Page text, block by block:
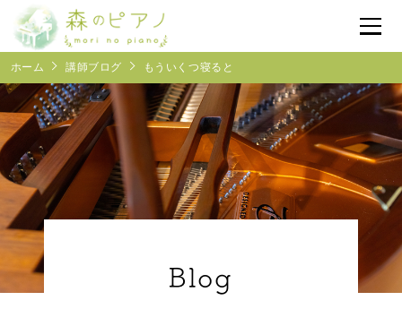
受付時間
10:00~17:00
体験レッスン予約
森のピアノについて
レッスン紹介
ホーム 講師ブログ もういくつ寝ると